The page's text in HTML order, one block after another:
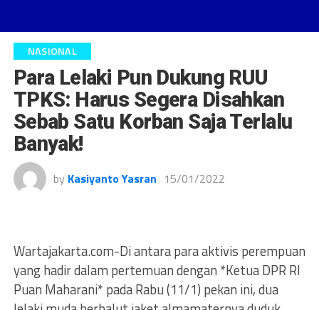
NASIONAL
Para Lelaki Pun Dukung RUU
TPKS: Harus Segera Disahkan
Sebab Satu Korban Saja Terlalu
Banyak!
by Kasiyanto Yasran 15/01/2022
Wartajakarta.com-Di antara para aktivis perempuan
yang hadir dalam pertemuan dengan *Ketua DPR RI
Puan Maharani* pada Rabu (11/1) pekan ini, dua